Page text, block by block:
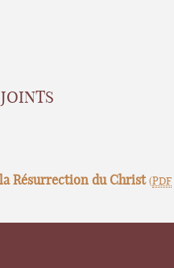
Résurrection du Christ ( PDF